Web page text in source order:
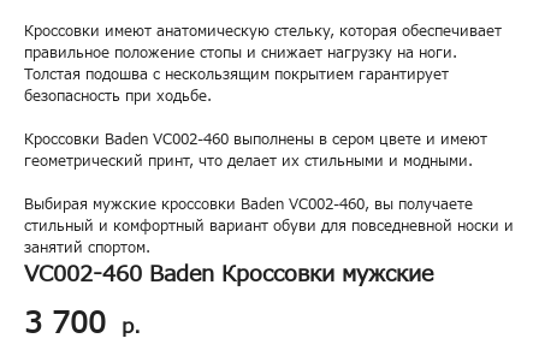
Кроссовки имеют анатомическую стельку, которая обеспечивает
правильное положение стопы и снижает нагрузку на ноги.
Толстая подошва с нескользящим покрытием гарантирует
безопасность при ходьбе.
Кроссовки Baden VC002-460 выполнены в сером цвете и имеют
геометрический принт, что делает их стильными и модными.
Выбирая мужские кроссовки Baden VC002-460, вы получаете
стильный и комфортный вариант обуви для повседневной носки и
занятий спортом.
VC002-460 Baden Кроссовки мужские
3 700 р.